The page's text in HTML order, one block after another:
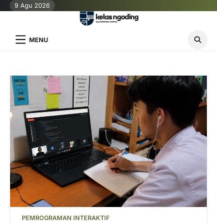
Skip9 Agu 2026
MENU
PEMROGRAMAN INTERAKTIF